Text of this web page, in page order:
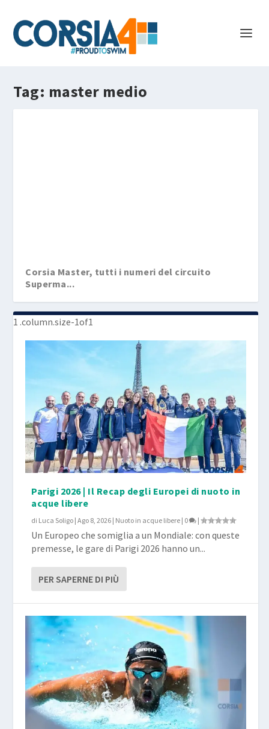
Tag: master medio
Corsia Master, tutti i numeri del circuito
Superma...
Corsia Master, tutti i numeri del circuito
Superma...
Corsia Master, speciale RECAP Campionati
Regionali...
Corsia Master, tutti i numeri del circuito
Superma...
Corsia Master, tutti i numeri del circuito
Superma...
Corsia Master, tutti i numeri del circuito
Superma...
Parigi 2026 | Il Recap degli Europei di nuoto in
acque libere
di Luca Soligo |Ago 8, 2026 | Nuoto in acque libere | 0 |
Un Europeo che somiglia a un Mondiale: con queste
premesse, le gare di Parigi 2026 hanno un...
PER SAPERNE DI PIÙ